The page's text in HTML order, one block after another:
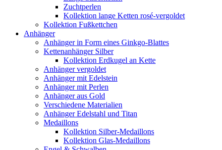
Zuchtperlen
Kollektion lange Ketten rosé-vergoldet
Kollektion Fußkettchen
Anhänger
Anhänger in Form eines Ginkgo-Blattes
Kettenanhänger Silber
Kollektion Erdkugel an Kette
Anhänger vergoldet
Anhänger mit Edelstein
Anhänger mit Perlen
Anhänger aus Gold
Verschiedene Materialien
Anhänger Edelstahl und Titan
Medaillons
Kollektion Silber-Medaillons
Kollektion Glas-Medaillons